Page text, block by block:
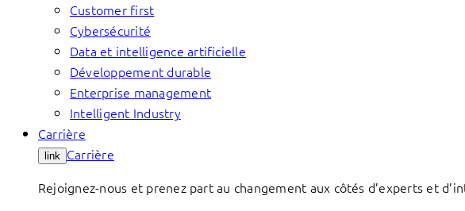
Customer first
Cybersécurité
Data et intelligence artificielle
Développement durable
Enterprise management
Intelligent Industry
Carrière
link Carrière
Rejoignez-nous et prenez part au changement aux côtés d’experts et